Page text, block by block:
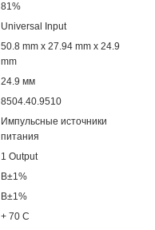
81%
Universal Input
50.8 mm x 27.94 mm x 24.9
mm
24.9 мм
8504.40.9510
Импульсные источники
питания
1 Output
В±1%
В±1%
+ 70 C